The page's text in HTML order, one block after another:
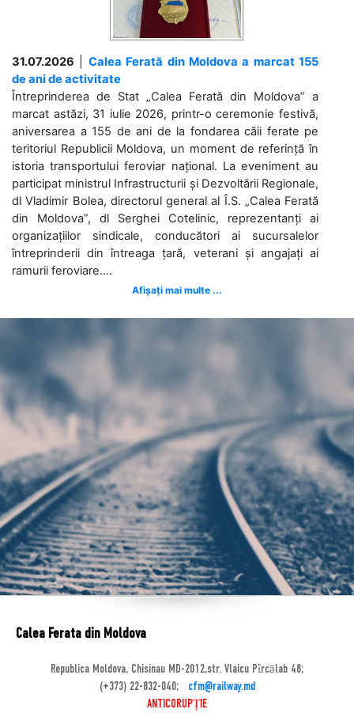
31.07.2026
Calea Ferată din Moldova a marcat 155
de ani de activitate
Întreprinderea de Stat „Calea Ferată din Moldova” a
marcat astăzi, 31 iulie 2026, printr-o ceremonie festivă,
aniversarea a 155 de ani de la fondarea căii ferate pe
teritoriul Republicii Moldova, un moment de referință în
istoria transportului feroviar național. La eveniment au
participat ministrul Infrastructurii și Dezvoltării Regionale,
dl Vladimir Bolea, directorul general al Î.S. „Calea Ferată
din Moldova”, dl Serghei Cotelinic, reprezentanți ai
organizațiilor sindicale, conducători ai sucursalelor
întreprinderii din întreaga țară, veterani și angajați ai
ramurii feroviare....
Afișați mai multe ...
Calea Ferata din Moldova
Republica Moldova, Chisinau MD-2012,str. Vlaicu Pîrcălab 48;
(+373) 22-832-040;
cfm@railway.md
ANTICORUPȚIE